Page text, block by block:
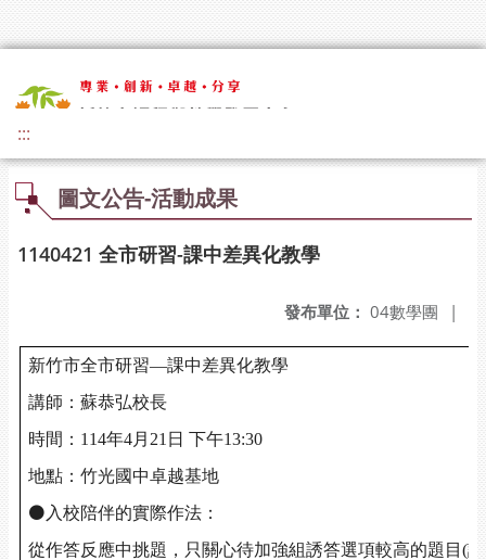
:::
圖文公告-活動成果
1140421 全市研習-課中差異化教學
發布單位： 04數學團 |
新竹市全市研習—課中差異化教學
講師：蘇恭弘校長
時間：114年4月21日 下午13:30
地點：竹光國中卓越基地
⚫ 入校陪伴的實際作法：
從作答反應中挑題，只關心待加強組誘答選項較高的題目(